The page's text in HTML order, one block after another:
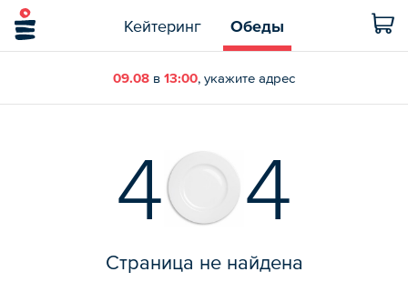
Кейтеринг Обеды
09.08 в 13:00, укажите адрес
4 4
Страница не найдена